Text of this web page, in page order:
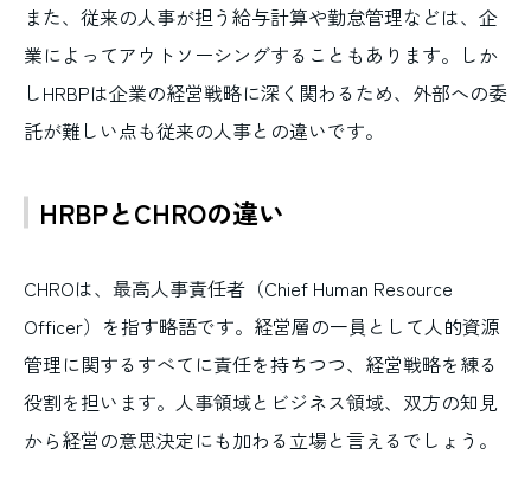
また、従来の人事が担う給与計算や勤怠管理などは、企
業によってアウトソーシングすることもあります。しか
しHRBPは企業の経営戦略に深く関わるため、外部への委
託が難しい点も従来の人事との違いです。
HRBPとCHROの違い
CHROは、最高人事責任者（Chief Human Resource
Officer）を指す略語です。経営層の一員として人的資源
管理に関するすべてに責任を持ちつつ、経営戦略を練る
役割を担います。人事領域とビジネス領域、双方の知見
から経営の意思決定にも加わる立場と言えるでしょう。